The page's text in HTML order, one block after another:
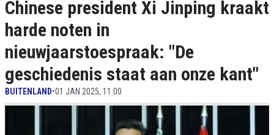
Noten In Nieuwjaarstoespraak: "De
Geschiedenis Staat Aan Onze Kant"
Chinese president Xi Jinping kraakt
harde noten in
nieuwjaarstoespraak: "De
geschiedenis staat aan onze kant"
BUITENLAND•01 JAN 2025, 11:00